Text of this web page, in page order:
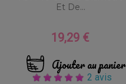
Et De...
Prix
19,29 €
Ajouter au panier
2 avis